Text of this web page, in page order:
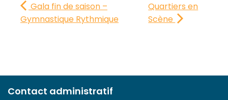
Gala fin de saison –
Gymnastique Rythmique
Quartiers en
Scène
Contact administratif